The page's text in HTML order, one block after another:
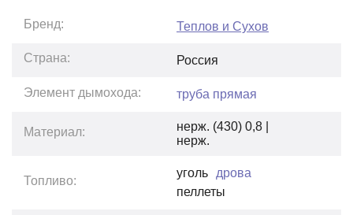
Бренд: Теплов и Сухов
Страна: Россия
Элемент дымохода: труба прямая
Материал:
нерж. (430) 0,8 |
нерж.
Топливо:
уголь
дрова
пеллеты